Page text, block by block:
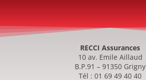
RECCI Assurances
10 av. Emile Aillaud
B.P.91 – 91350 Grigny
Tél : 01 69 49 40 40